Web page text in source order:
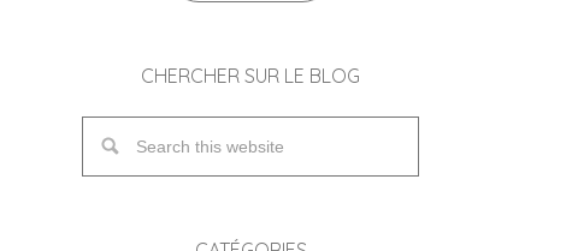
CHERCHER SUR LE BLOG